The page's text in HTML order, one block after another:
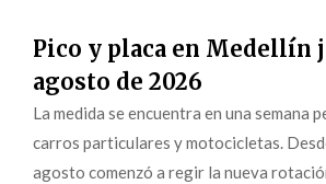
Pico y placa en Medellín
agosto de 2026
La medida se encuentra en una semana
carros particulares y motocicletas.
agosto comenzó a regir la nueva